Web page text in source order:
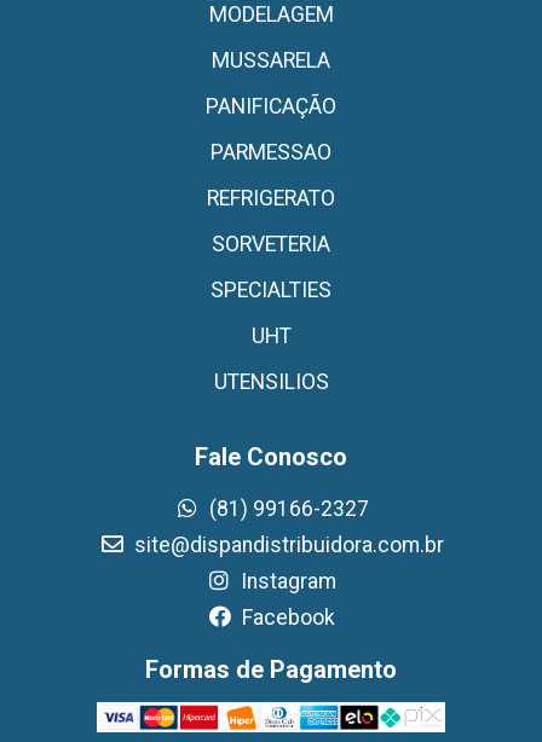
MODELAGEM
MUSSARELA
PANIFICAÇÃO
PARMESSAO
REFRIGERATO
SORVETERIA
SPECIALTIES
UHT
UTENSILIOS
Fale Conosco
(81) 99166-2327
site@dispandistribuidora.com.br
Instagram
Facebook
Formas de Pagamento